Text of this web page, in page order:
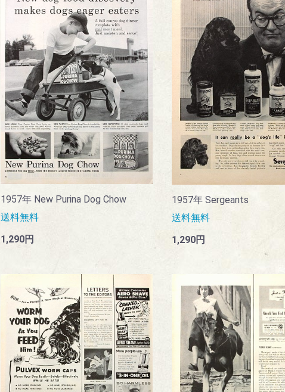
1957年 New Purina Dog Chow
送料無料
1,290円
1957年 Sergeants
送料無料
1,290円